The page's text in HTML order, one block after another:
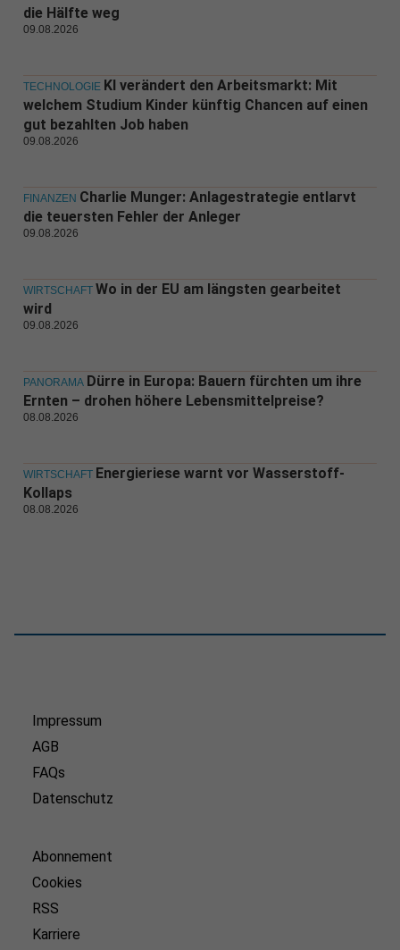
die Hälfte weg
09.08.2026
TECHNOLOGIE KI verändert den Arbeitsmarkt: Mit
welchem Studium Kinder künftig Chancen auf einen
gut bezahlten Job haben
09.08.2026
FINANZEN Charlie Munger: Anlagestrategie entlarvt
die teuersten Fehler der Anleger
09.08.2026
WIRTSCHAFT Wo in der EU am längsten gearbeitet
wird
09.08.2026
PANORAMA Dürre in Europa: Bauern fürchten um ihre
Ernten – drohen höhere Lebensmittelpreise?
08.08.2026
WIRTSCHAFT Energieriese warnt vor Wasserstoff-
Kollaps
08.08.2026
Impressum
AGB
FAQs
Datenschutz
Abonnement
Cookies
RSS
Karriere